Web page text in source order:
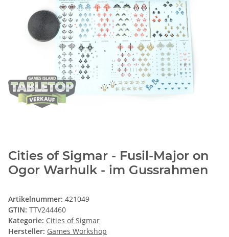
Cities of Sigmar - Fusil-Major on
Ogor Warhulk - im Gussrahmen
Artikelnummer: 421049
GTIN: TTV244460
Kategorie: Cities of Sigmar
Hersteller: Games Workshop